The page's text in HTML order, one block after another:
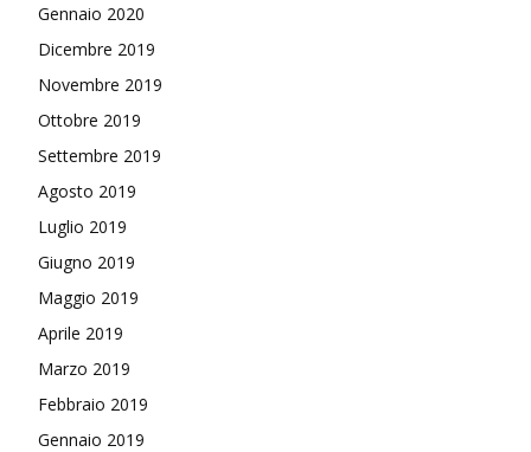
Gennaio 2020
Dicembre 2019
Novembre 2019
Ottobre 2019
Settembre 2019
Agosto 2019
Luglio 2019
Giugno 2019
Maggio 2019
Aprile 2019
Marzo 2019
Febbraio 2019
Gennaio 2019